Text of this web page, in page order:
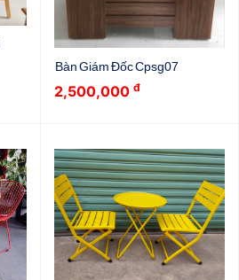
Bàn Giám Đốc Cpsg07
2,500,000 đ